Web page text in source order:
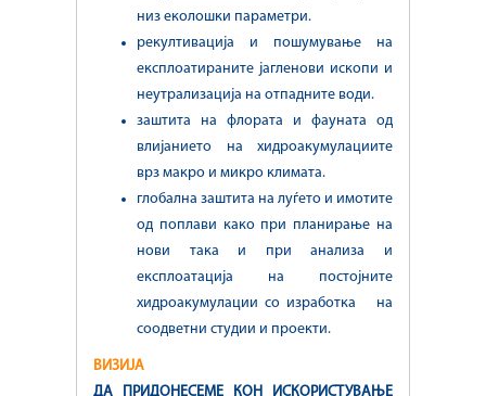
низ еколошки параметри.
рекултивација и пошумување на
експлоатираните јагленови ископи и
неутрализација на отпадните води.
заштита на флората и фауната од
влијанието на хидроакумулациите
врз макро и микро климата.
глобална заштита на луѓето и имотите
од поплави како при планирање на
нови така и при анализа и
експлоатација на постојните
хидроакумулации со изработка на
соодветни студии и проекти.
ВИЗИЈА
ДА ПРИДОНЕСЕМЕ КОН ИСКОРИСТУВАЊЕ